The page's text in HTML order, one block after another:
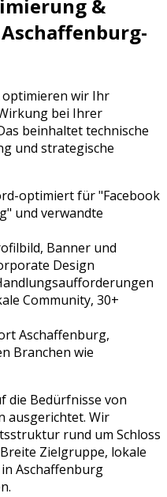
&
Aschaffenburg-
optimieren wir Ihr
bei Ihrer
beinhaltet technische
und strategische
optimiert für "Facebook
" und verwandte
Banner und
Design
Community, 30+
Aschaffenburg,
Branchen wie
die Bedürfnisse von
ausgerichtet. Wir
rund um Schloss
Breite Zielgruppe, lokale
in Aschaffenburg